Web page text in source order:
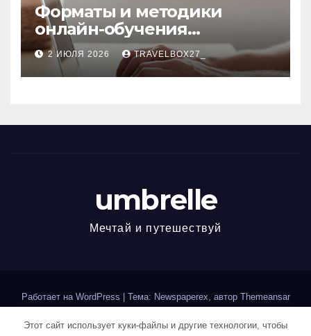
Форматы и методики
онлайн-обучения
современным профессиям
2 ИЮЛЯ 2026 TRAVELBOX27_
umbrelle
Мечтай и путешествуй
Работает на WordPress | Тема: Newspaperex, автор Themeansar
Home Sample Page Авторам и правообладателям
Этот сайт использует куки-файлы и другие технологии, чтобы